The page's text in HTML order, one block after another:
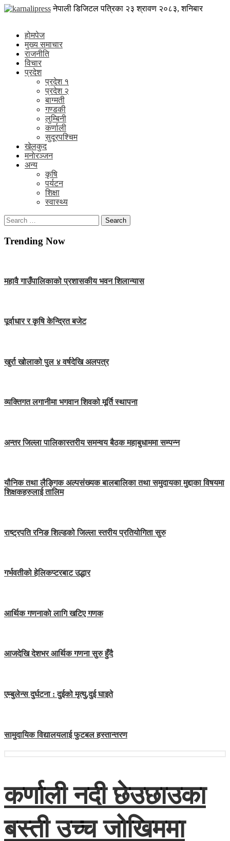
Skip
karnalipress
नेपाली डिजिटल पत्रिका २३ श्रावण २०८३, शनिबार
होमपेज
मुख्य समाचार
राजनीति
विचार
प्रदेश
प्रदेश १
प्रदेश २
बाग्मती
गण्डकी
लुम्बिनी
कर्णाली
सुदूरपश्चिम
खेलकुद
मनाेरञ्जन
अन्य
कृषि
पर्यटन
शिक्षा
स्वास्थ्य
Search
for:
Trending Now
महावै गाउँपालिकाको प्रशासकीय भवन शिलान्यास
पूर्वाधार र कृषि केन्द्रित बजेट
खुर्रा खोलाको पुल ४ वर्षदेखि अलपत्र
व्यक्तिगत लगानीमा भगवान शिवको मूर्ति स्थापना
अन्तर जिल्ला पालिकास्तरीय समन्वय बैठक महाबुधाममा सम्पन्न
यौनिक तथा लैङ्गिक अल्पसंख्यक बालबालिका तथा समुदायका मुद्दाका विषयमा
शिक्षकहरुलाई तालिम
राष्ट्रपति रनिङ शिल्डको जिल्ला स्तरीय प्रतियोगिता सुरु
गर्भवतीको हेलिकप्टरबाट उद्धार
आर्थिक गणनाकाे लागि खटिए गणक
आजदेखि देशभर आर्थिक गणना सुरु हुँदै
एम्बुलेन्स दुर्घटना : दुईको मृत्यु,दुई घाइते
सामुदायिक विद्यालयलाई फुटबल हस्तान्तरण
कर्णाली नदी छेउछाउका
बस्ती उच्च जोखिममा